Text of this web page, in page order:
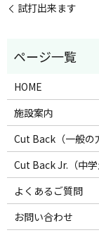
試打出来ます
HOME
施設案内
Cut Back（一般の
Cut Back Jr.（中学
よくあるご質問
お問い合わせ